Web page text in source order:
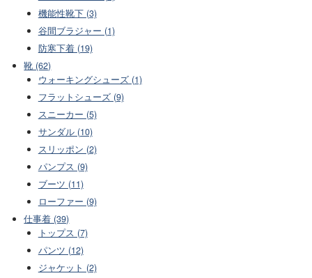
機能性靴下 (3)
谷間ブラジャー (1)
防寒下着 (19)
靴 (62)
ウォーキングシューズ (1)
フラットシューズ (9)
スニーカー (5)
サンダル (10)
スリッポン (2)
パンプス (9)
ブーツ (11)
ローファー (9)
仕事着 (39)
トップス (7)
パンツ (12)
ジャケット (2)